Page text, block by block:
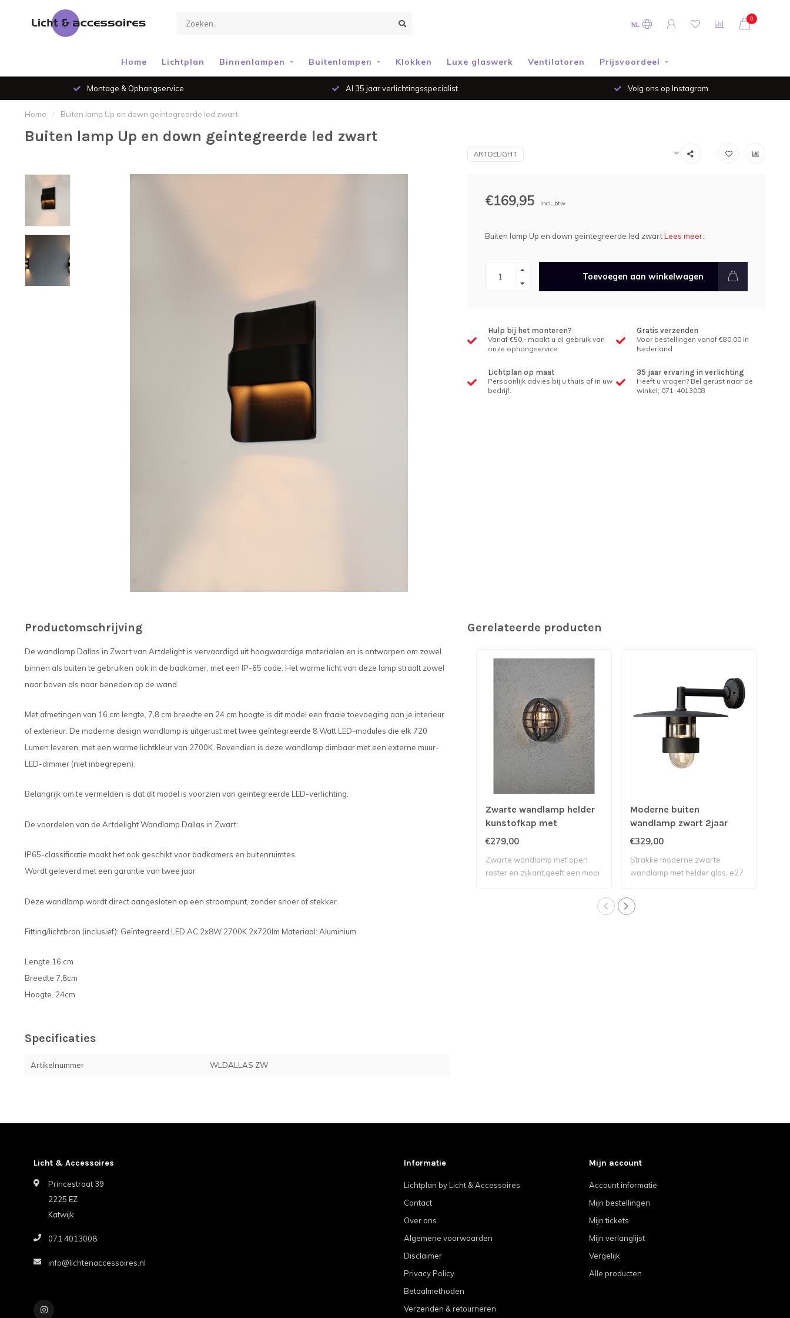
NL
0
Home Lichtplan Binnenlampen Buitenlampen Klokken Luxe glaswerk Ventilatoren Prijsvoordeel
Montage & Ophangservice Al 35 jaar verlichtingsspecialist Volg ons op Instagram
Home / Buiten lamp Up en down geintegreerde led zwart
Buiten lamp Up en down geintegreerde led zwart
ARTDELIGHT
€169,95 Incl. btw
Buiten lamp Up en down geintegreerde led zwartLees meer..
Toevoegen aan winkelwagen
Hulp bij het monteren?
Vanaf €50,- maakt u al gebruik van
onze ophangservice.
Gratis verzenden
Voor bestellingen vanaf €80,00 in
Nederland
Lichtplan op maat
Persoonlijk advies bij u thuis of in uw
bedrijf.
35 jaar ervaring in verlichting
Heeft u vragen? Bel gerust naar de
winkel; 071-4013008
Productomschrijving
De wandlamp Dallas in Zwart van Artdelight is vervaardigd uit hoogwaardige materialen en is ontworpen om zowel
binnen als buiten te gebruiken ook in de badkamer, met een IP-65 code. Het warme licht van deze lamp straalt zowel
naar boven als naar beneden op de wand.
Met afmetingen van 16 cm lengte, 7,8 cm breedte en 24 cm hoogte is dit model een fraaie toevoeging aan je interieur
of exterieur. De moderne design wandlamp is uitgerust met twee geïntegreerde 8 Watt LED-modules die elk 720
Lumen leveren, met een warme lichtkleur van 2700K. Bovendien is deze wandlamp dimbaar met een externe muur-
LED-dimmer (niet inbegrepen).
Belangrijk om te vermelden is dat dit model is voorzien van geïntegreerde LED-verlichting.
De voordelen van de Artdelight Wandlamp Dallas in Zwart:
IP65-classificatie maakt het ook geschikt voor badkamers en buitenruimtes.
Wordt geleverd met een garantie van twee jaar
Deze wandlamp wordt direct aangesloten op een stroompunt, zonder snoer of stekker.
Fitting/lichtbron (inclusief): Geïntegreerd LED AC 2x8W 2700K 2x720lm Materiaal: Aluminium
Lengte 16 cm
Breedte 7,8cm
Hoogte. 24cm
Specificaties
Artikelnummer WLDALLAS ZW
Gerelateerde producten
Zwarte wandlamp helder
kunstofkap met
stopcontact
€279,00
Zwarte wandlamp met open
raster en zijkant,geeft een mooi
Moderne buiten
wandlamp zwart 2jaar
garantie
€329,00
Strakke moderne zwarte
wandlamp met helder glas, e27
Licht & Accessoires
Princestraat 39
2225 EZ
Katwijk
071 4013008
info@lichtenaccessoires.nl
Informatie
Lichtplan by Licht & Accessoires
Contact
Over ons
Algemene voorwaarden
Disclaimer
Privacy Policy
Betaalmethoden
Verzenden & retourneren
Mijn account
Account informatie
Mijn bestellingen
Mijn tickets
Mijn verlanglijst
Vergelijk
Alle producten